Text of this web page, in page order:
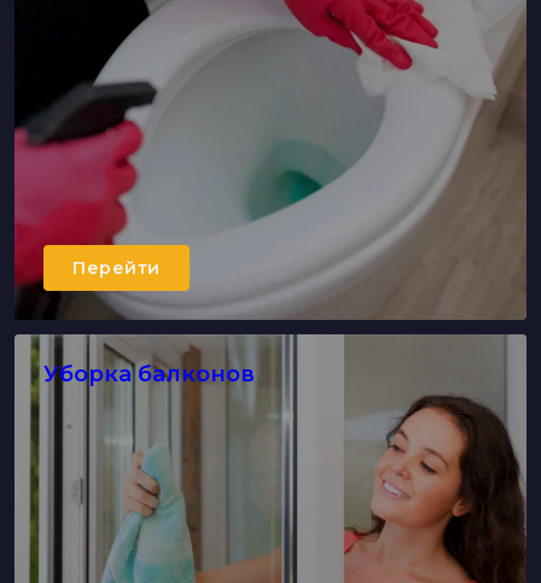
Перейти
Уборка балконов